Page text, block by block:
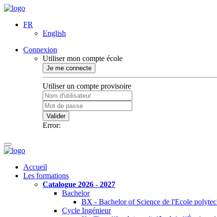
FR
English
Connexion
Utiliser mon compte école
Je me connecte
Utiliser un compte provisoire
Valider
Error:
Accueil
Les formations
Catalogue 2026 - 2027
Bachelor
BX - Bachelor of Science de l'Ecole
Cycle Ingénieur